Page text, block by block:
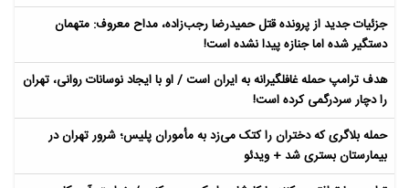
جزئیات جدید از پرونده قتل حمیدرضا رجب‌زاده، مداح معروف: متهمان
دستگیر شده اما جنازه پیدا نشده است!
هدف ترامپ حمله غافلگیرانه به ایران است / او با ایجاد نوسانات روانی، تهران
را دچار سردرگمی کرده است!
حمله بلاگری که دختران را کتک می‌زد به مأموران پلیس؛ شرور تهران در
بیمارستان بستری شد + ویدئو